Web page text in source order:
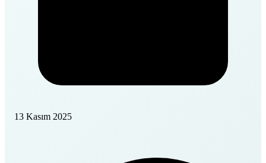
13 Kasım 2025